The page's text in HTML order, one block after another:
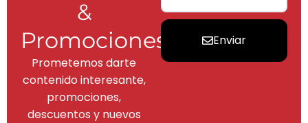
&
Promociones
Prometemos darte
contenido interesante,
promociones,
descuentos y nuevos
Enviar